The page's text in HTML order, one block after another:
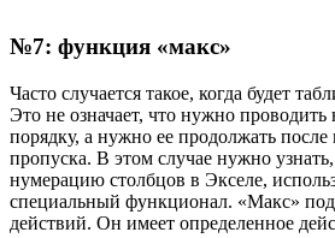
№7: функция «макс»
Часто случается такое, когда будет
Это не означает, что нужно
порядку, а нужно ее продолжать
пропуска. В этом случае нужно
нумерацию столбцов в Экселе,
специальный функционал. «Макс»
действий. Он имеет определенное